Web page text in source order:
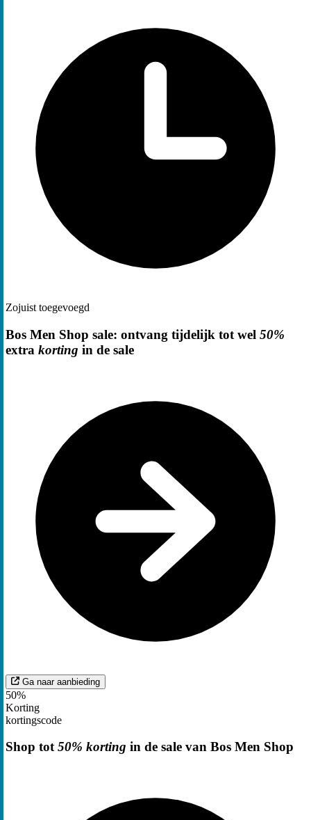
Zojuist toegevoegd
Bos Men Shop sale: ontvang tijdelijk tot wel 50%
extra korting in de sale
Ga naar aanbieding
50%
Korting
kortingscode
Shop tot50% korting in de sale van Bos Men Shop